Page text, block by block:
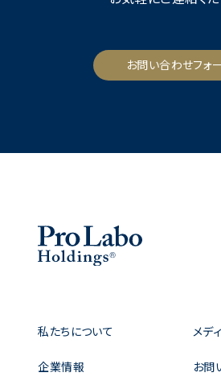
お問い合わせフォ
私たちについて
企業情報
メデ
お問